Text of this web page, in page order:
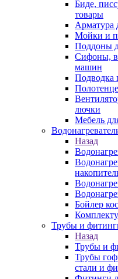
Биде,
товары
Арматура
Мойки и
Поддоны
Сифоны,
машин
Подводка
лючки
Мебель
Назад
Бойлер
Трубы и
Назад
Трубы и
Трубы
стали и